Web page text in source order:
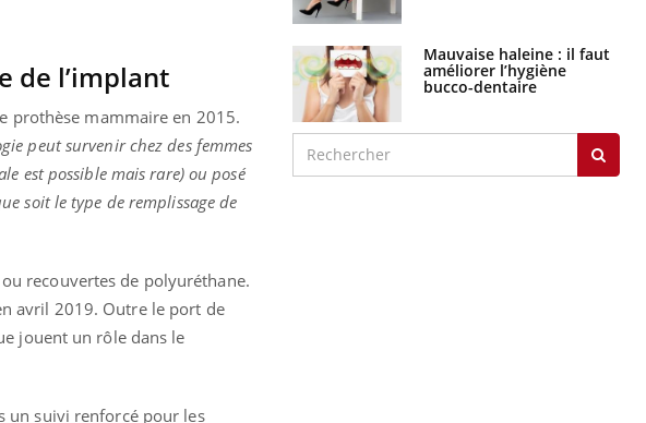
de l’implant
prothèse mammaire en 2015.
peut survenir chez des femmes
est possible mais rare) ou posé
soit le type de remplissage de
recouvertes de polyuréthane.
avril 2019. Outre le port de
jouent un rôle dans le
un suivi renforcé pour les
Mauvaise haleine : il faut
améliorer l’hygiène
bucco-dentaire